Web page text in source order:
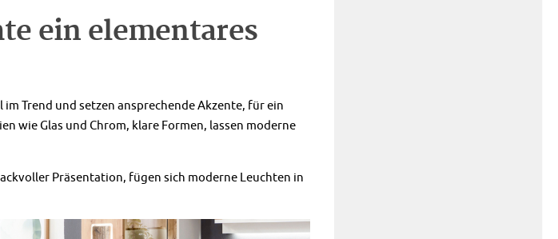
ein elementares
Trend und setzen ansprechende Akzente, für ein
wie Glas und Chrom, klare Formen, lassen moderne
Präsentation, fügen sich moderne Leuchten in